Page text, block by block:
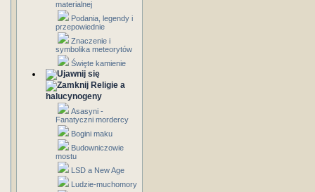
materialnej
Podania, legendy i
przepowiednie
Znaczenie i
symbolika meteorytów
Święte kamienie
Religie a
halucynogeny
Asasyni -
Fanatyczni mordercy
Bogini maku
Budowniczowie
mostu
LSD a New Age
Ludzie-muchomory